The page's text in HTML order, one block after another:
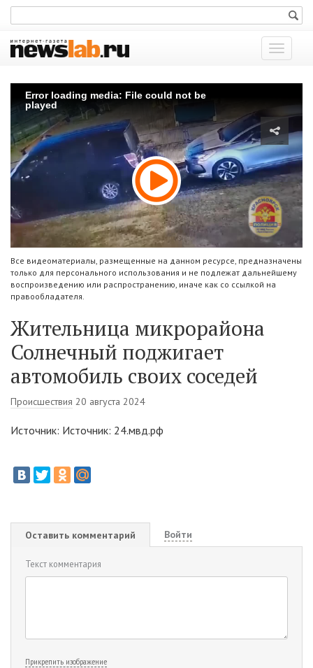
Показать
меню
Error loading media: File could not be
played
Все видеоматериалы, размещенные на данном ресурсе, предназначены
только для персонального использования и не подлежат дальнейшему
воспроизведению или распространению, иначе как со ссылкой на
правообладателя.
Жительница микрорайона
Солнечный поджигает
автомобиль своих соседей
Происшествия 20 августа 2024
Источник: Источник: 24.мвд.рф
Оставить комментарий Войти
Текст комментария
Прикрепить изображение